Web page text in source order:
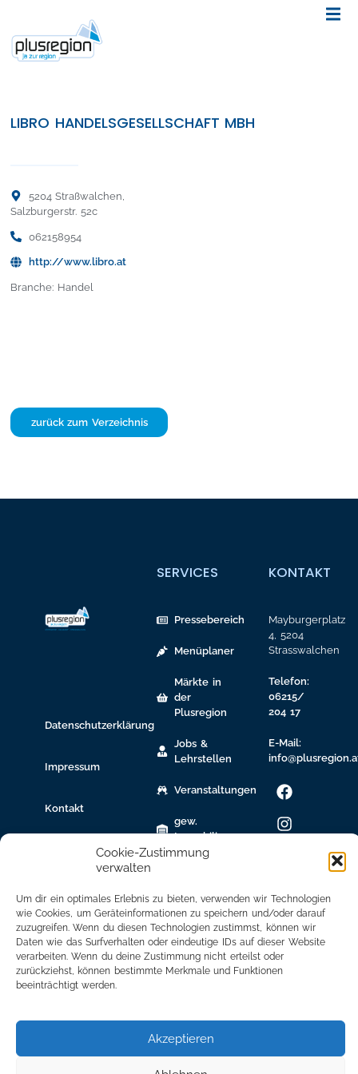
Cookie-Zustimmung
verwalten
Um dir ein optimales Erlebnis zu bieten, verwenden wir Technologien
wie Cookies, um Geräteinformationen zu speichern und/oder darauf
zuzugreifen. Wenn du diesen Technologien zustimmst, können wir
Daten wie das Surfverhalten oder eindeutige IDs auf dieser Website
verarbeiten. Wenn du deine Zustimmung nicht erteilst oder
zurückziehst, können bestimmte Merkmale und Funktionen
beeinträchtigt werden.
Akzeptieren
LIBRO HANDELSGESELLSCHAFT MBH
5204 Straßwalchen,
Salzburgerstr. 52c
062158954
http://www.libro.at
Branche: Handel
zurück zum Verzeichnis
Datenschutzerklärung
Impressum
Kontakt
SERVICES
Pressebereich
Menüplaner
Märkte in
der
Plusregion
Jobs &
Lehrstellen
Veranstaltungen
gew.
Immobilien
Newsletter
Anmeldung
Mitglied
werden
KONTAKT
Mayburgerplatz
4, 5204
Strasswalchen
Telefon:
06215/
204 17
E-Mail: